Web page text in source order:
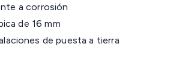
a corrosión
de 16 mm
de puesta a tierra